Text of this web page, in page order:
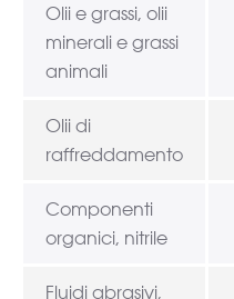
Olii e grassi, olii
minerali e grassi
animali
Olii di
raffreddamento
Componenti
organici, nitrile
Fluidi abrasivi,